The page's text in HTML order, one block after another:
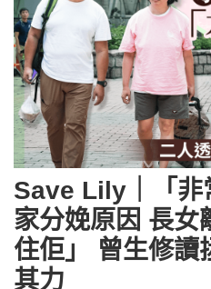
Save Lily｜「非
家分娩原因 長女
住佢」 曾生修讀
其力